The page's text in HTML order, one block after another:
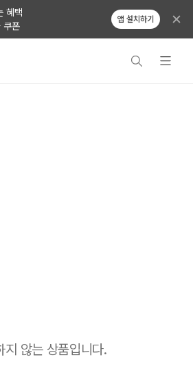
혜택
쿠폰
앱 설치하기
지 않는 상품입니다.